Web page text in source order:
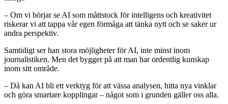
– Om vi börjar se AI som måttstock för intelligens och kreativitet
riskerar vi att tappa vår egen förmåga att tänka nytt och se saker ur
andra perspektiv.
Samtidigt ser han stora möjligheter för AI, inte minst inom
journalistiken. Men det bygger på att man har ordentlig kunskap
inom sitt område.
– Då kan AI bli ett verktyg för att vässa analysen, hitta nya vinklar
och göra smartare kopplingar – något som i grunden gäller oss alla.